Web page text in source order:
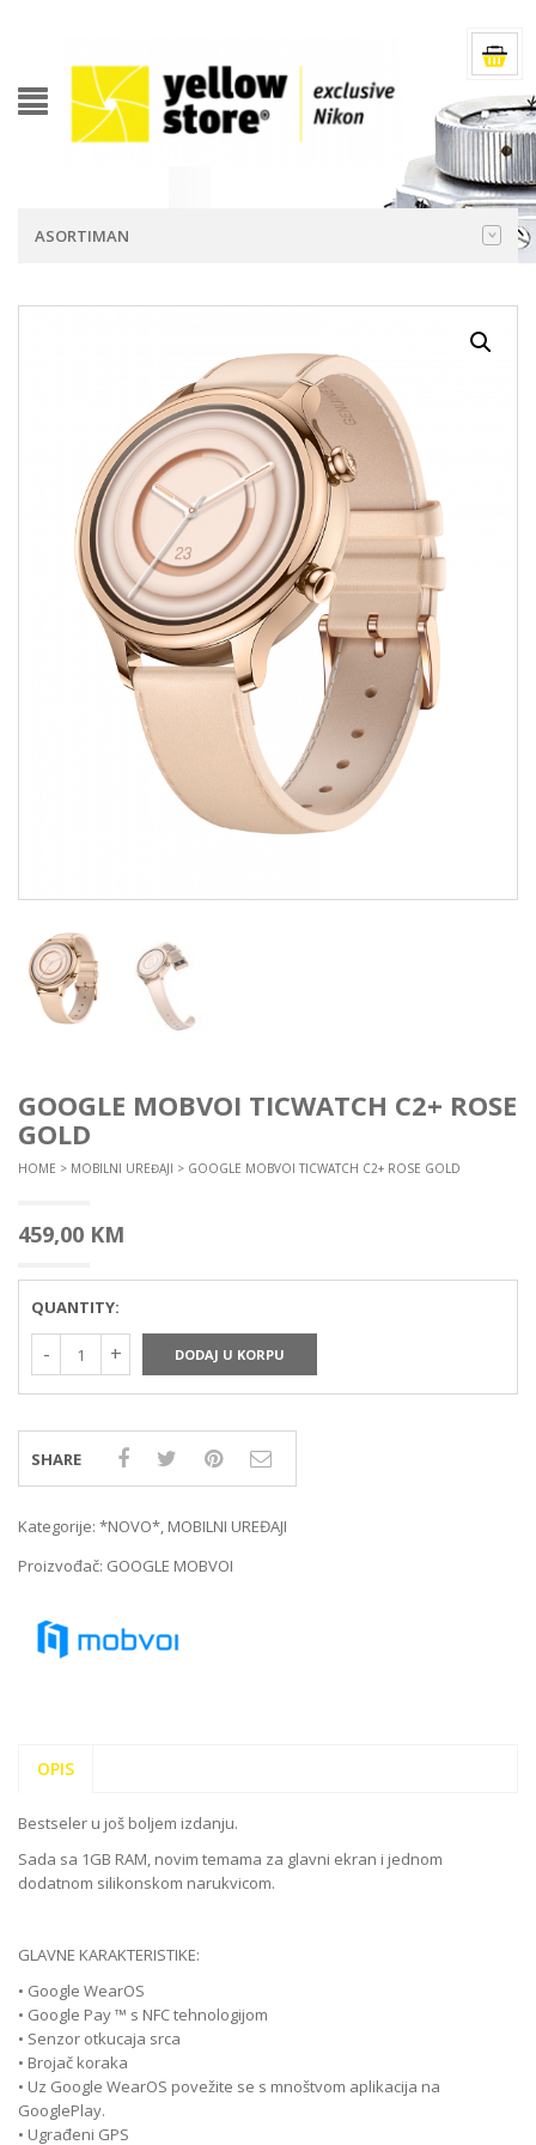
ASORTIMAN
GOOGLE MOBVOI TICWATCH C2+ ROSE
GOLD
HOME > MOBILNI UREĐAJI > GOOGLE MOBVOI TICWATCH C2+ ROSE GOLD
459,00 KM
QUANTITY:
DODAJ U KORPU
SHARE
Kategorije: *NOVO*, MOBILNI UREĐAJI
Proizvođač: GOOGLE MOBVOI
OPIS
Bestseler u još boljem izdanju.
Sada sa 1GB RAM, novim temama za glavni ekran i jednom
dodatnom silikonskom narukvicom.
GLAVNE KARAKTERISTIKE:
• Google WearOS
• Google Pay ™ s NFC tehnologijom
• Senzor otkucaja srca
• Brojač koraka
• Uz Google WearOS povežite se s mnoštvom aplikacija na
GooglePlay.
• Ugrađeni GPS